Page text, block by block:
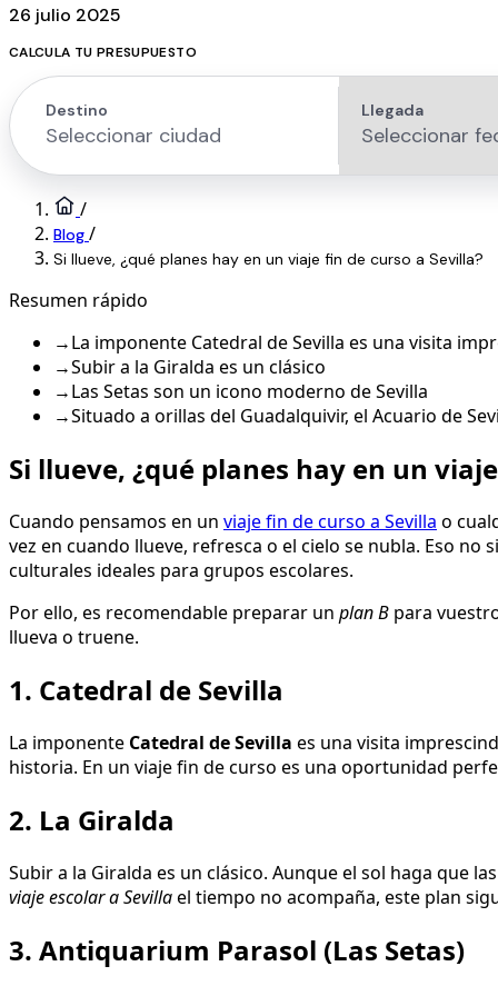
26 julio 2025
CALCULA TU PRESUPUESTO
/
Blog /
Si llueve, ¿qué planes hay en un viaje fin de curso a Sevilla?
Resumen rápido
→La imponente Catedral de Sevilla es una visita
→Subir a la Giralda es un clásico
→Las Setas son un icono moderno de Sevilla
→Situado a orillas del Guadalquivir, el Acuario de
Si llueve, ¿qué planes hay en un
Cuando pensamos en un viaje fin de curso a Sevilla o
vez en cuando llueve, refresca o el cielo se nubla. Eso
culturales ideales para grupos escolares.
Por ello, es recomendable preparar un plan B para
llueva o truene.
1. Catedral de Sevilla
La imponente Catedral de Sevilla es una visita
historia. En un viaje fin de curso es una oportunidad
2. La Giralda
Subir a la Giralda es un clásico. Aunque el sol haga que
viaje escolar a Sevillael tiempo no acompaña, este plan
3. Antiquarium Parasol (Las Setas)